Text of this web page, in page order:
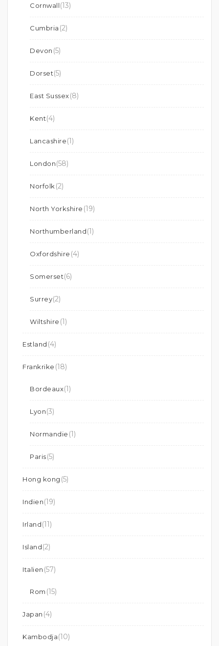
Cornwall(13)
Cumbria (2)
Devon (5)
Dorset(5)
East Sussex(8)
Kent(4)
Lancashire(1)
London(58)
Norfolk (2)
North Yorkshire (19)
Northumberland(1)
Oxfordshire (4)
Somerset(6)
Surrey(2)
Wiltshire (1)
Estland (4)
Frankrike (18)
Bordeaux(1)
Lyon(3)
Normandie (1)
Paris(5)
Hong kong (5)
Indien(19)
Irland(11)
Island(2)
Italien (57)
Rom (15)
Japan (4)
Kambodja(10)